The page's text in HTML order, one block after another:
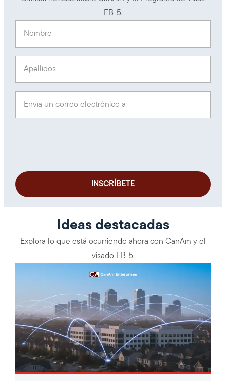
EB-5.
Ideas destacadas
Explora lo que está ocurriendo ahora con CanAm y el
visado EB-5.